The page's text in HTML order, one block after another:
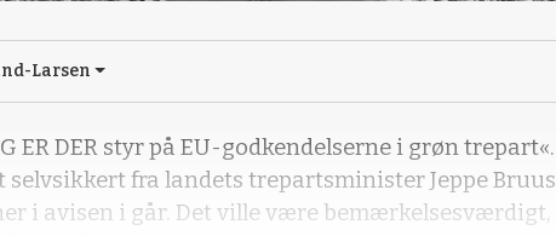
Larsen
ER DER styr på EU-godkendelserne i grøn trepart«.
selvsikkert fra landets trepartsminister Jeppe Bruus
i avisen i går. Det ville være bemærkelsesværdigt,